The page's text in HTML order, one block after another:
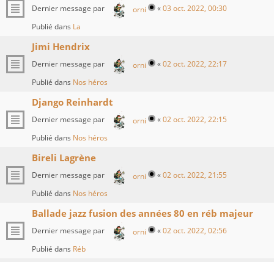
Dernier message par orni «03 oct. 2022, 00:30
Publié dans La
Jimi Hendrix
Dernier message par orni «02 oct. 2022, 22:17
Publié dans Nos héros
Django Reinhardt
Dernier message par orni «02 oct. 2022, 22:15
Publié dans Nos héros
Bireli Lagrène
Dernier message par orni «02 oct. 2022, 21:55
Publié dans Nos héros
Ballade jazz fusion des années 80 en réb majeur
Dernier message par orni «02 oct. 2022, 02:56
Publié dans Réb